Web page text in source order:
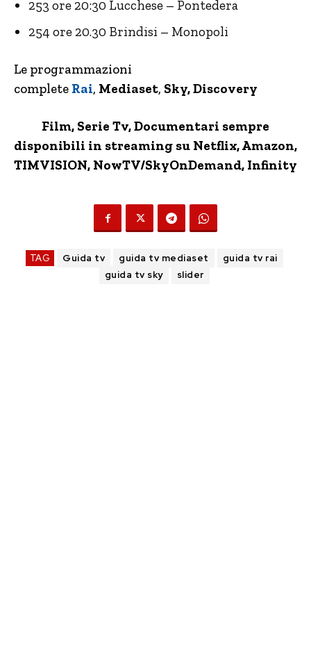
253 ore 20:30 Lucchese – Pontedera
254 ore 20.30 Brindisi – Monopoli
Le programmazioni
complete Rai, Mediaset, Sky, Discovery
Film, Serie Tv, Documentari sempre
disponibili in streaming su Netflix,Amazon,
TIMVISION, NowTV/SkyOnDemand, Infinity
TAG Guida tv guida tv mediaset
guida tv rai
guida tv sky
slider